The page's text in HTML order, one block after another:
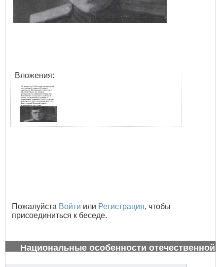
Вложения:
Пожалуйста Войти или Регистрация, чтобы
присоединиться к беседе.
Национальные особенности отечественной